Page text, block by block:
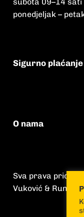
ponedjeljak –
Sigurno plaćanje
O nama
Sva prava
Vuković & Runjić